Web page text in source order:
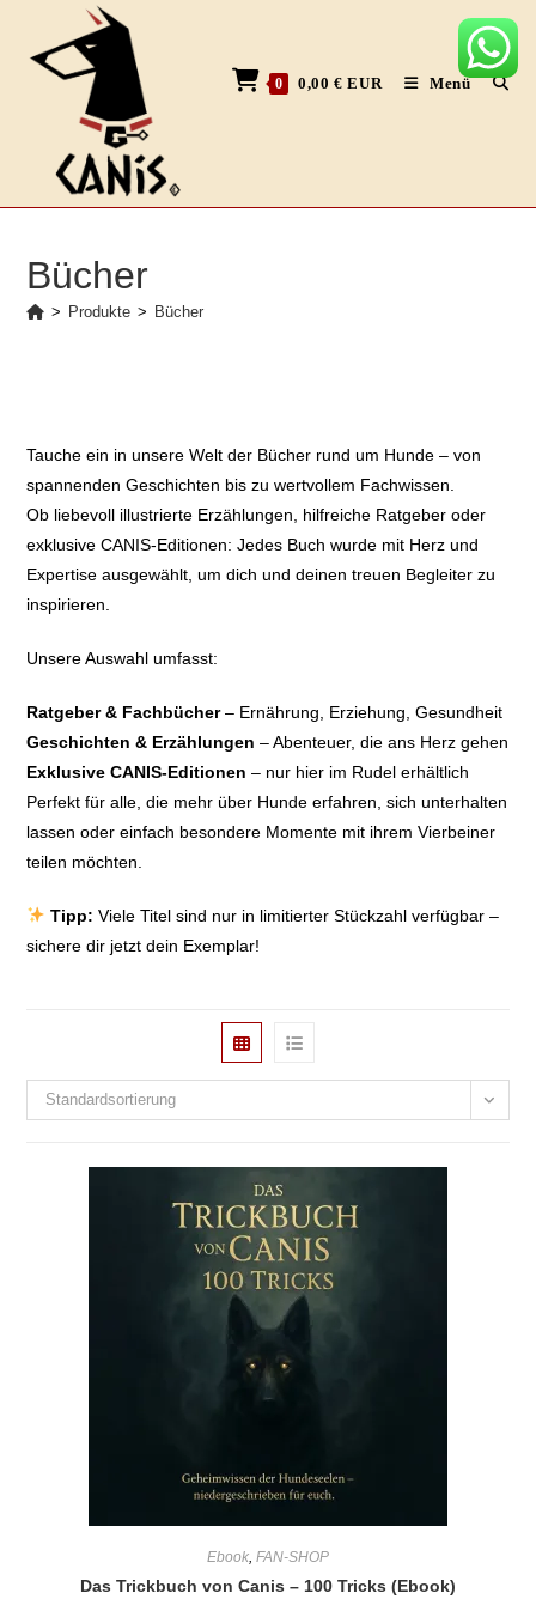
springen
0 0,00€ EUR Menü
Bücher
> Produkte > Bücher
Tauche ein in unsere Welt der Bücher rund um Hunde – von
spannenden Geschichten bis zu wertvollem Fachwissen.
Ob liebevoll illustrierte Erzählungen, hilfreiche Ratgeber oder
exklusive CANIS-Editionen: Jedes Buch wurde mit Herz und
Expertise ausgewählt, um dich und deinen treuen Begleiter zu
inspirieren.
Unsere Auswahl umfasst:
Ratgeber & Fachbücher– Ernährung, Erziehung, Gesundheit
Geschichten & Erzählungen – Abenteuer, die ans Herz gehen
Exklusive CANIS-Editionen – nur hier im Rudel erhältlich
Perfekt für alle, die mehr über Hunde erfahren, sich unterhalten
lassen oder einfach besondere Momente mit ihrem Vierbeiner
teilen möchten.
Tipp: Viele Titel sind nur in limitierter Stückzahl verfügbar –
sichere dir jetzt dein Exemplar!
Standardsortierung
Ebook, FAN-SHOP
Das Trickbuch von Canis – 100 Tricks (Ebook)